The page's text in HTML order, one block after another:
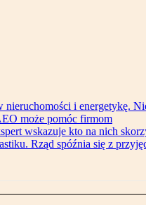
i energetykę.
może pomóc firmom
wskazuje kto na nich
Rząd spóźnia się z